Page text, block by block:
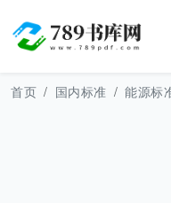
首页 国内标准 能源标